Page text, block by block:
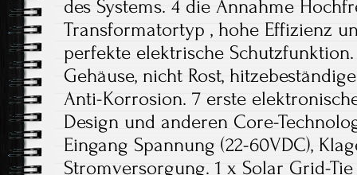
des Systems. 4 die Annahme
Transformatortyp , hohe Effizienz
perfekte elektrische
Gehäuse, nicht Rost,
Anti-Korrosion. 7 erste
Design und anderen Core-
Eingang Spannung (22-60VDC),
Stromversorgung. 1 x Solar Grid-